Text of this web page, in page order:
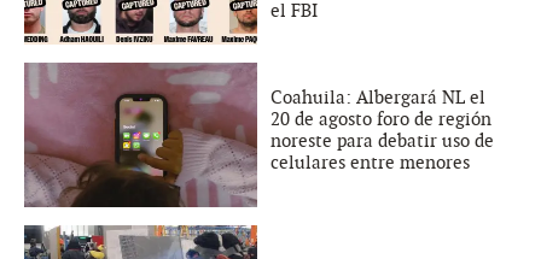
el FBI
Coahuila: Albergará NL el
20 de agosto foro de región
noreste para debatir uso de
celulares entre menores